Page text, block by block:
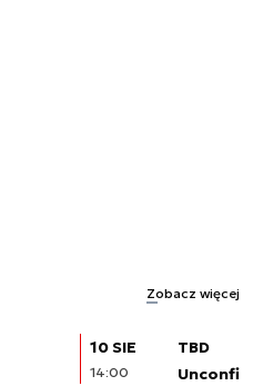
Zobacz więcej
10 SIE
14:00
TBD